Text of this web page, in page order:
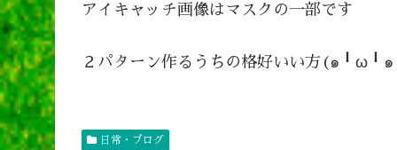
アイキャッチ画像はマスクの一部です
２パターン作るうちの格好いい方(๑╹ω╹๑
日常・ブログ